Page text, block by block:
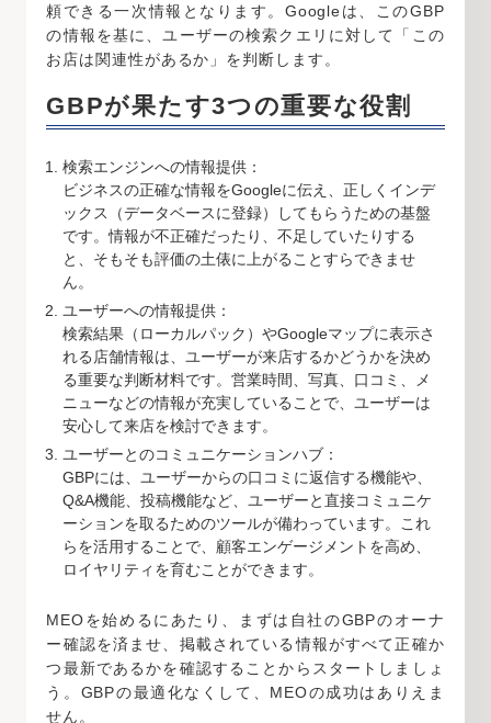
頼できる一次情報となります。Googleは、このGBP
の情報を基に、ユーザーの検索クエリに対して「この
お店は関連性があるか」を判断します。
GBPが果たす3つの重要な役割
検索エンジンへの情報提供：
ビジネスの正確な情報をGoogleに伝え、正しくインデ
ックス（データベースに登録）してもらうための基盤
です。情報が不正確だったり、不足していたりする
と、そもそも評価の土俵に上がることすらできませ
ん。
ユーザーへの情報提供：
検索結果（ローカルパック）やGoogleマップに表示さ
れる店舗情報は、ユーザーが来店するかどうかを決め
る重要な判断材料です。営業時間、写真、口コミ、メ
ニューなどの情報が充実していることで、ユーザーは
安心して来店を検討できます。
ユーザーとのコミュニケーションハブ：
GBPには、ユーザーからの口コミに返信する機能や、
Q&A機能、投稿機能など、ユーザーと直接コミュニケ
ーションを取るためのツールが備わっています。これ
らを活用することで、顧客エンゲージメントを高め、
ロイヤリティを育むことができます。
MEOを始めるにあたり、まずは自社のGBPのオーナ
ー確認を済ませ、掲載されている情報がすべて正確か
つ最新であるかを確認することからスタートしましょ
う。GBPの最適化なくして、MEOの成功はありえま
せん。